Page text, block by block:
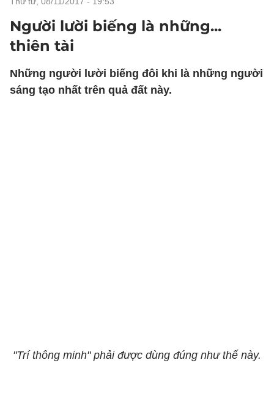
Người lười biếng là những...
thiên tài
Những người lười biếng đôi khi là những người
sáng tạo nhất trên quả đất này.
"Trí thông minh" phải được dùng đúng như thế này.